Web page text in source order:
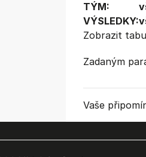
TÝM:
VÝSLEDKY:
Zobrazit
Zadaným
Vaše